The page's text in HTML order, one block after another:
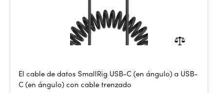
El cable de datos SmallRig USB-C (en ángulo) a USB-
C (en ángulo) con cable trenzado